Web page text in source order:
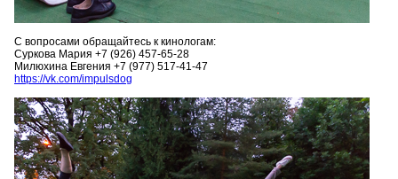
С вопросами обращайтесь к кинологам:
Суркова Мария +7 (926) 457-65-28
Милюхина Евгения +7 (977) 517-41-47
https://vk.com/impulsdog